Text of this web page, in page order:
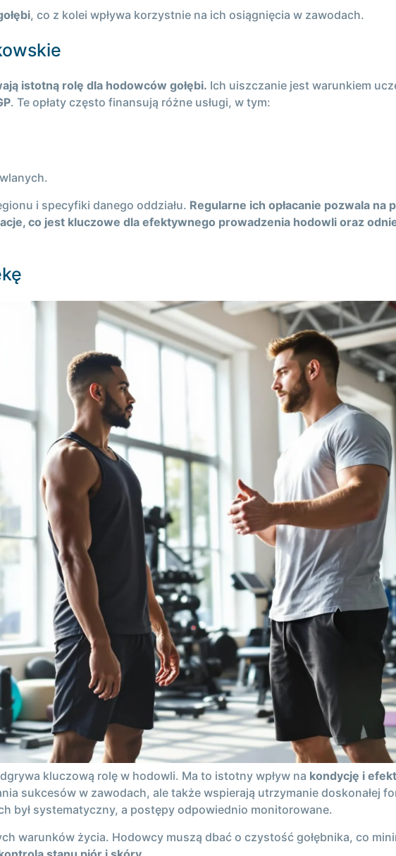
, co z kolei wpływa korzystnie na ich osiągnięcia w zawodach.
istotną rolę dla hodowców gołębi. Ich uiszczanie jest warunkiem
. Te opłaty często finansują różne usługi, w tym:
i specyfiki danego oddziału. Regularne ich opłacanie pozwala na
co jest kluczowe dla efektywnego prowadzenia hodowli oraz
kluczową rolę w hodowli. Ma to istotny wpływ na kondycję i
sukcesów w zawodach, ale także wspierają utrzymanie doskonałej
był systematyczny, a postępy odpowiednio monitorowane.
warunków życia. Hodowcy muszą dbać o czystość gołębnika, co